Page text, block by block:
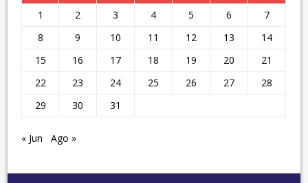
1
2 3 4 5 6
7
8
9 10 11 12 13
14
15
16 17 18 19 20
21
22
23 24 25 26 27
28
29
30 31
« Jun Ago »